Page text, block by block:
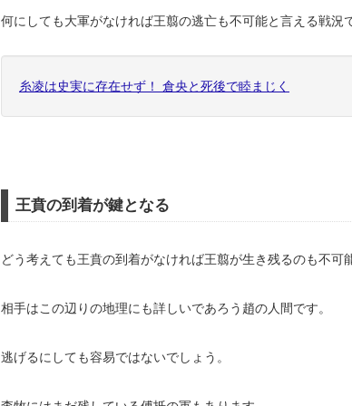
何にしても大軍がなければ王翦の逃亡も不可能と言える戦況
糸凌は史実に存在せず！ 倉央と死後で睦まじく
王賁の到着が鍵となる
どう考えても王賁の到着がなければ王翦が生き残るのも不可
相手はこの辺りの地理にも詳しいであろう趙の人間です。
逃げるにしても容易ではないでしょう。